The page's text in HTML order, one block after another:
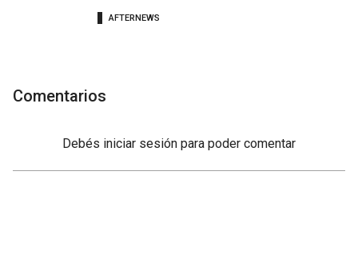
AFTERNEWS
Comentarios
Debés iniciar sesión para poder comentar